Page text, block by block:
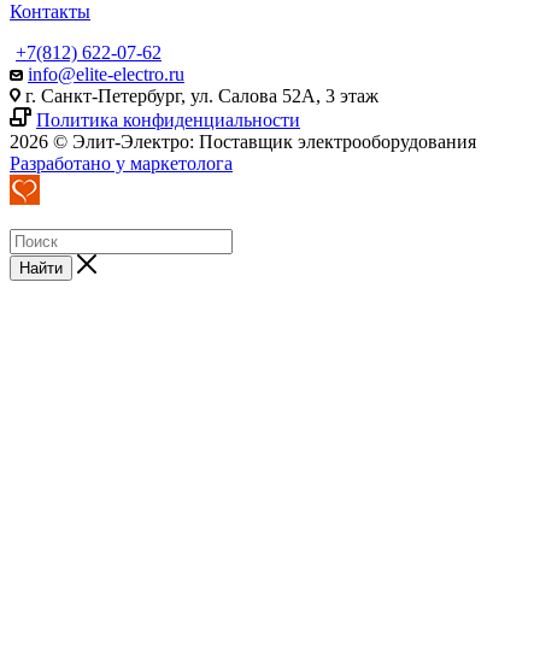
Контакты
+7(812) 622-07-62
info@elite-electro.ru
г. Санкт-Петербург, ул. Салова 52А, 3 этаж
Политика конфиденциальности
2026 © Элит-Электро: Поставщик электрооборудования
Разработано у маркетолога
Найти